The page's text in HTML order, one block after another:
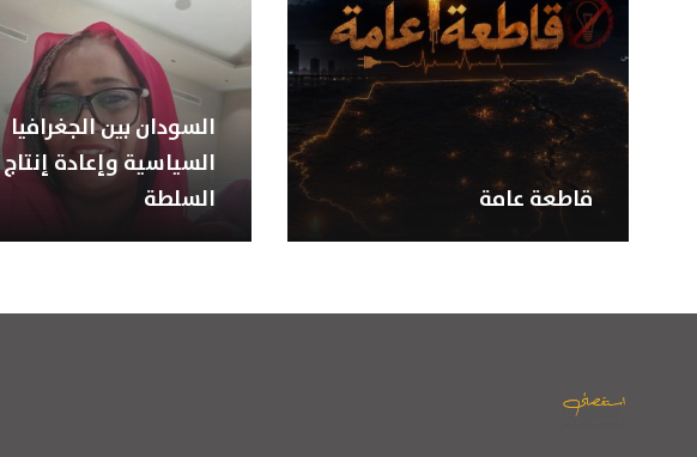
قاطعة عامة
السودان بين الجغرافيا
السياسية وإعادة إنتاج
السلطة